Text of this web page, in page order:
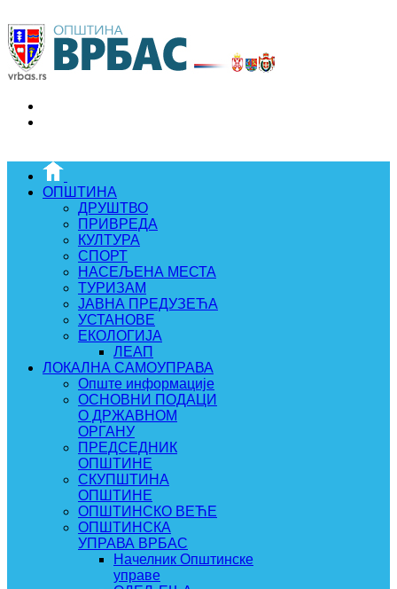
ОПШТИНА
ДРУШТВО
ПРИВРЕДА
КУЛТУРА
СПОРТ
НАСЕЉЕНА МЕСТА
ТУРИЗАМ
ЈАВНА ПРЕДУЗЕЋА
УСТАНОВЕ
ЕКОЛОГИЈА
ЛЕАП
ЛОКАЛНА САМОУПРАВА
Опште информације
ОСНОВНИ ПОДАЦИ
О ДРЖАВНОМ
ОРГАНУ
ПРЕДСЕДНИК
ОПШТИНЕ
СКУПШТИНА
ОПШТИНЕ
ОПШТИНСКО ВЕЋЕ
ОПШТИНСКА
УПРАВА ВРБАС
Начелник Општинске
управе